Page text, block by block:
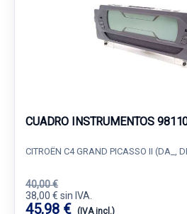
CUADRO INSTRUMENTOS
CITROËN C4 GRAND PICASSO II (DA_,
40,00 €
38,00 € sin IVA.
45,98 € (IVA incl.)